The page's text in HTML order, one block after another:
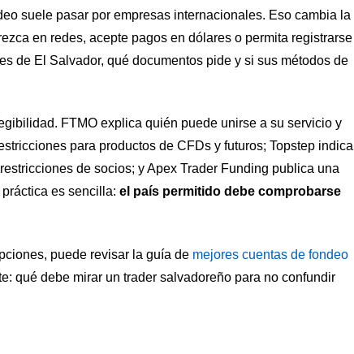
suele pasar por empresas internacionales. Eso cambia la
en redes, acepte pagos en dólares o permita registrarse
de El Salvador, qué documentos pide y si sus métodos de
FTMO explica quién puede unirse a su servicio y
para productos de CFDs y futuros; Topstep indica
de socios; y Apex Trader Funding publica una
es sencilla: el país permitido debe comprobarse
puede revisar la guía de mejores cuentas de fondeo
qué debe mirar un trader salvadoreño para no confundir